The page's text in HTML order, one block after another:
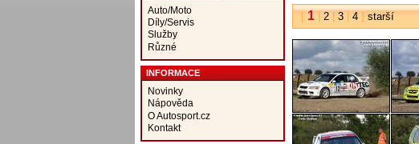
Auto/Moto
Díly/Servis
Služby
Různé
INFORMACE
Novinky
Nápověda
O Autosport.cz
Kontakt
[ 1| 2| 3| 4] starší